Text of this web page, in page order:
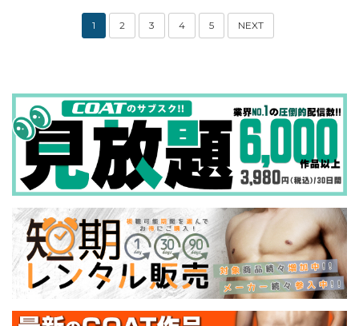
1 2 3 4 5 NEXT